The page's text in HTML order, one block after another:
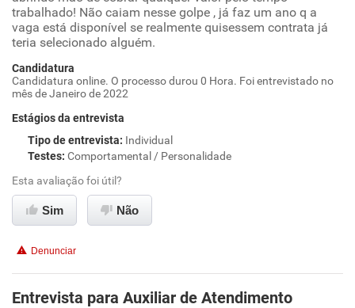
trabalhado! Não caiam nesse golpe , já faz um ano q a
vaga está disponível se realmente quisessem contrata já
teria selecionado alguém.
Candidatura
Candidatura online. O processo durou 0 Hora. Foi entrevistado no
mês de Janeiro de 2022
Estágios da entrevista
Tipo de entrevista: Individual
Testes: Comportamental / Personalidade
Esta avaliação foi útil?
Sim Não
Denunciar
Entrevista para Auxiliar de Atendimento